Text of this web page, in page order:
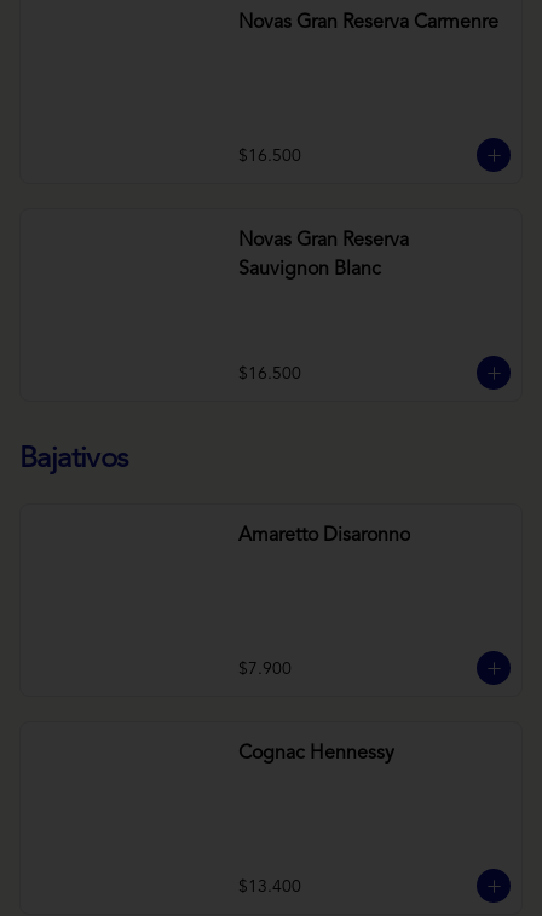
Novas Gran Reserva Carmenre
$16.500
Novas Gran Reserva
Sauvignon Blanc
$16.500
Bajativos
Amaretto Disaronno
$7.900
Cognac Hennessy
$13.400